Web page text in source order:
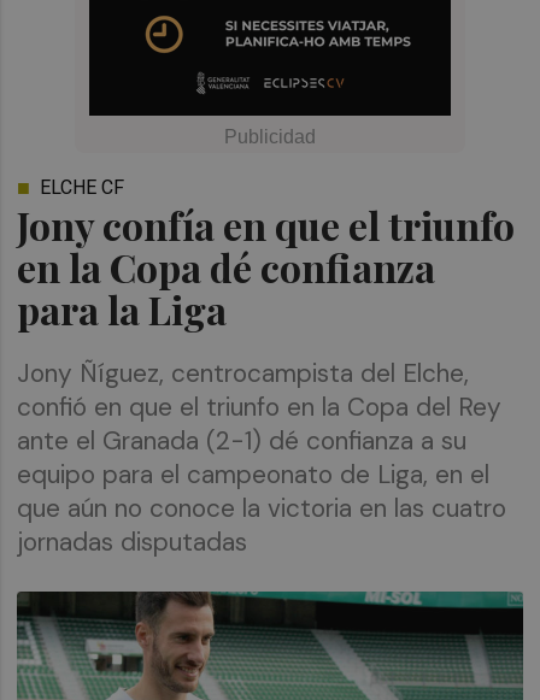
Jony confía en que el triunfo
en la Copa dé confianza
para la Liga
ELCHE CF
Jony Ñíguez, centrocampista del Elche,
confió en que el triunfo en la Copa del Rey
ante el Granada (2-1) dé confianza a su
equipo para el campeonato de Liga, en el
que aún no conoce la victoria en las cuatro
jornadas disputadas